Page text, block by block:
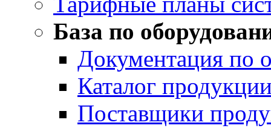
База по
Документация по
Каталог
Поставщики